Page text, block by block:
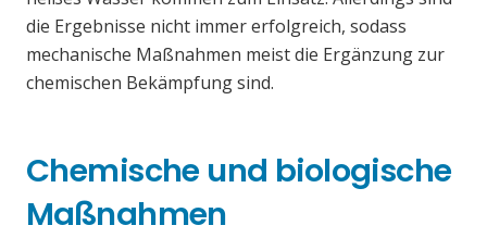
die Ergebnisse nicht immer erfolgreich, sodass
mechanische Maßnahmen meist die Ergänzung zur
chemischen Bekämpfung sind.
Chemische und biologische
Maßnahmen